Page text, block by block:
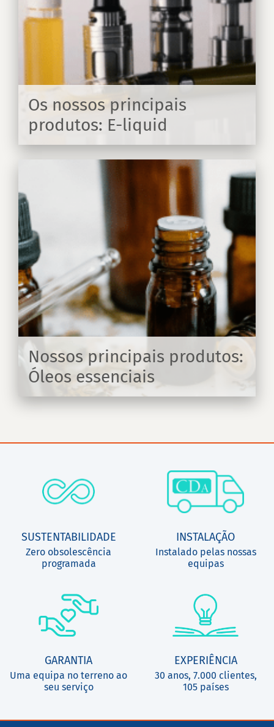
Os nossos principais
produtos: E-liquid
Nossos principais produtos:
Óleos essenciais
SUSTENTABILIDADE
Zero obsolescência
programada
INSTALAÇÃO
Instalado pelas nossas
equipas
GARANTIA
Uma equipa no terreno ao
seu serviço
EXPERIÊNCIA
30 anos, 7.000 clientes,
105 países